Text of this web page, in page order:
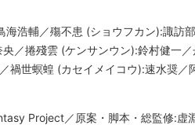
海浩輔／殤不患 (ショウフカン):諏訪
／捲殘雲 (ケンサンウン):鈴村健一
禍世螟蝗 (カセイメイコウ):速水奨／
Project／原案・脚本・総監修:虚